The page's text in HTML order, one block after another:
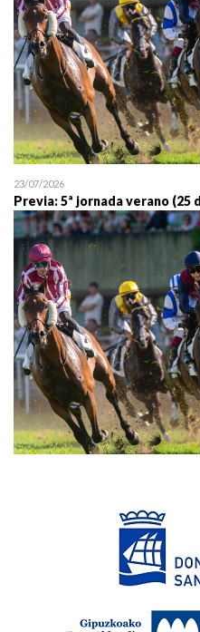
23/07/2026
Previa: 5ª jornada verano (25